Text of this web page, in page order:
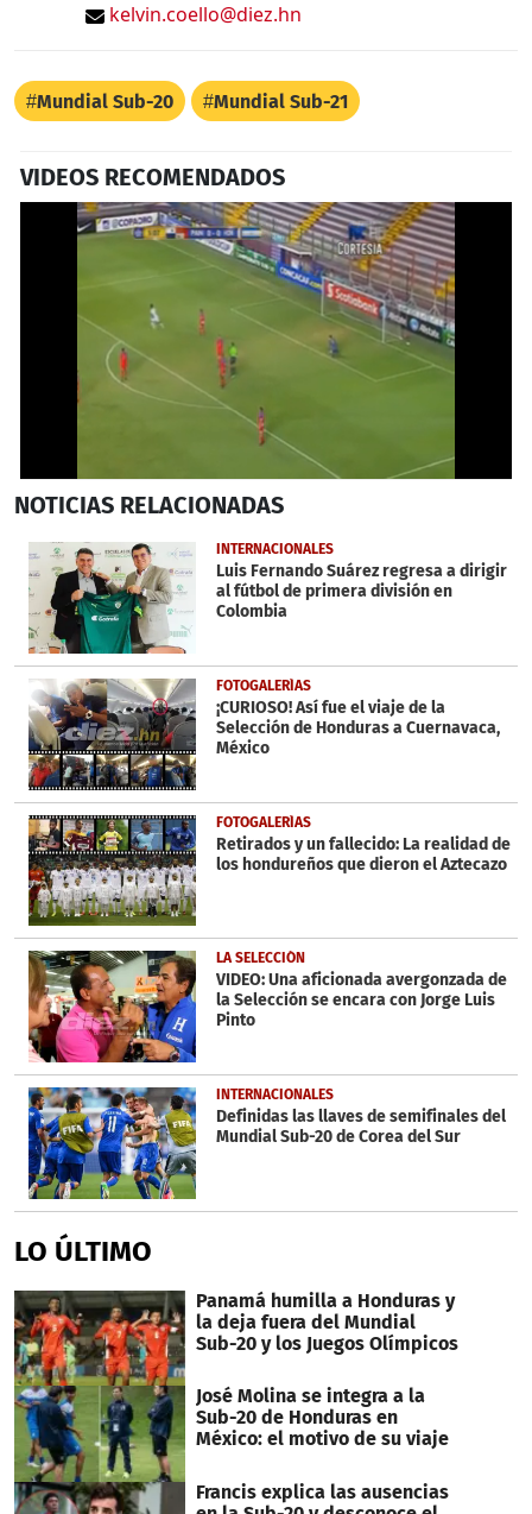
kelvin.coello@diez.hn
Mundial Sub-20 Mundial Sub-21
VIDEOS RECOMENDADOS
seconds
1
minute,
14
seconds
NOTICIAS RELACIONADAS
INTERNACIONALES
Luis Fernando Suárez regresa a dirigir
al fútbol de primera división en
Colombia
FOTOGALERÍAS
¡CURIOSO! Así fue el viaje de la
Selección de Honduras a Cuernavaca,
México
FOTOGALERÍAS
Retirados y un fallecido: La realidad de
los hondureños que dieron el Aztecazo
LA SELECCIÓN
VIDEO: Una aficionada avergonzada de
la Selección se encara con Jorge Luis
Pinto
INTERNACIONALES
Definidas las llaves de semifinales del
Mundial Sub-20 de Corea del Sur
LO ÚLTIMO
Panamá humilla a Honduras y
la deja fuera del Mundial
Sub-20 y los Juegos Olímpicos
José Molina se integra a la
Sub-20 de Honduras en
México: el motivo de su viaje
Francis explica las ausencias